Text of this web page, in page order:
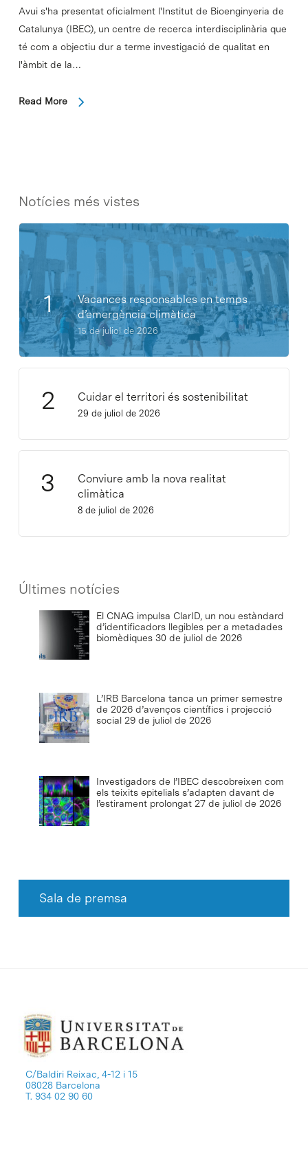
Avui s'ha presentat oficialment l'Institut de Bioenginyeria de
Catalunya (IBEC), un centre de recerca interdisciplinària que
té com a objectiu dur a terme investigació de qualitat en
l'àmbit de la…
Read More
Notícies més vistes
Vacances responsables en temps
d’emergència climàtica
15 de juliol de 2026
Cuidar el territori és sostenibilitat
29 de juliol de 2026
Conviure amb la nova realitat
climàtica
8 de juliol de 2026
Últimes notícies
El CNAG impulsa ClarID, un nou estàndard
d’identificadors llegibles per a metadades
biomèdiques 30 de juliol de 2026
L’IRB Barcelona tanca un primer semestre
de 2026 d’avenços científics i projecció
social 29 de juliol de 2026
Investigadors de l’IBEC descobreixen com
els teixits epitelials s’adapten davant de
l’estirament prolongat 27 de juliol de 2026
Sala de premsa
C/Baldiri Reixac, 4-12 i 15
08028 Barcelona
T. 934 02 90 60